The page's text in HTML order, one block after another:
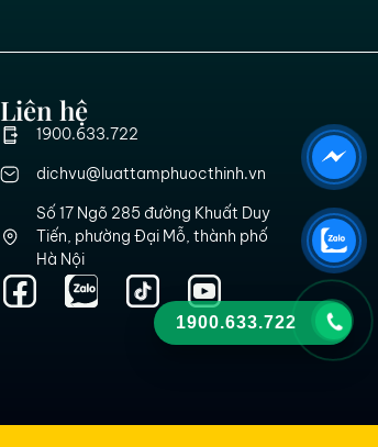
Liên hệ
1900.633.722
dichvu@luattamphuocthinh.vn
Số 17 Ngõ 285 đường Khuất Duy
Tiến, phường Đại Mỗ, thành phố
Hà Nội
1900.633.722